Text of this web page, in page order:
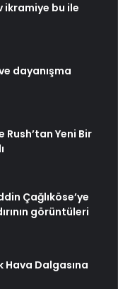
ikramiye bu ile
dayanışma
Yeni Bir
Çağlıköse’ye
görüntüleri
Hava Dalgasına